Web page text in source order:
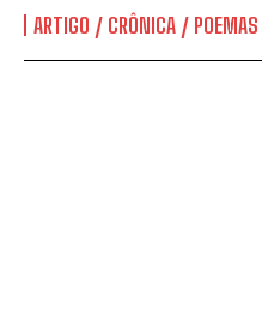
ARTIGO / CRÔNICA / POEMAS